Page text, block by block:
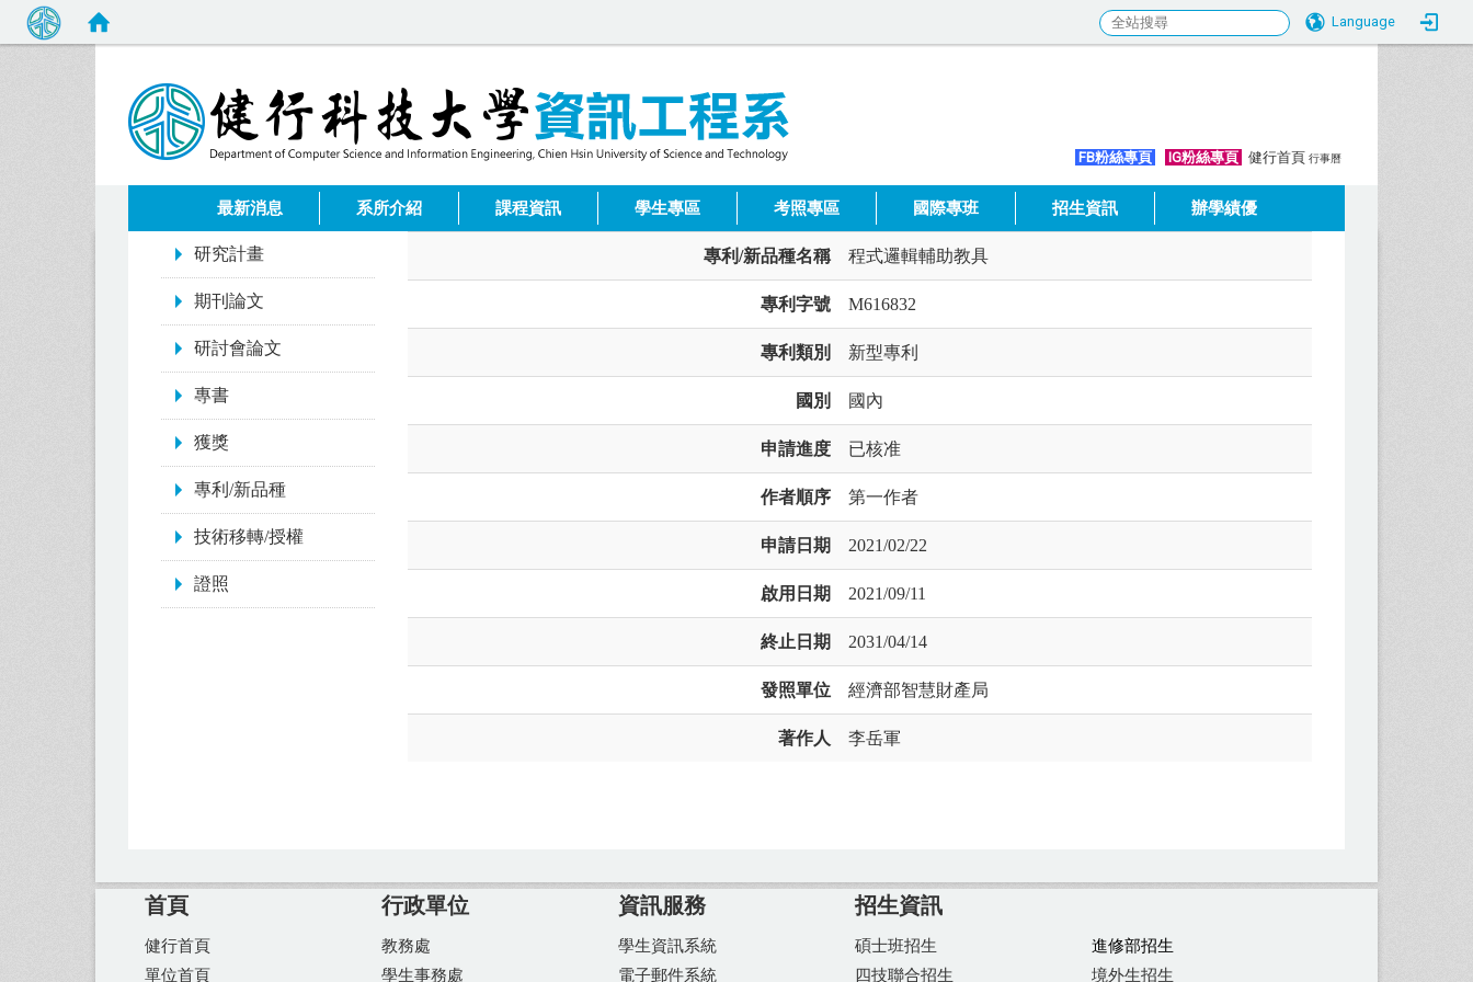
Language
FB粉絲專頁 IG粉絲專頁 健行首頁 行事曆
最新消息 系所介紹 課程資訊 學生專區 考照專區 國際專班 招生資訊 辦學績優
研究計畫
期刊論文
研討會論文
專書
獲獎
專利/新品種
技術移轉/授權
證照
專利/新品種名稱 程式邏輯輔助教具
專利字號 M616832
專利類別 新型專利
國別 國內
申請進度 已核准
作者順序 第一作者
申請日期 2021/02/22
啟用日期 2021/09/11
終止日期 2031/04/14
發照單位 經濟部智慧財產局
著作人 李岳軍
首頁
健行首頁
單位首頁
行政單位
教務處
學生事務處
資訊服務
學生資訊系統
電子郵件系統
招生資訊
碩士班招生
四技聯合招生
進修部招生
境外生招生